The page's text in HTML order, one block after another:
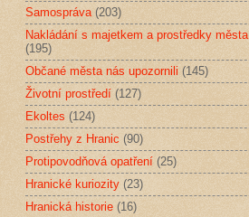
Samospráva (203)
Nakládání s majetkem a prostředky města
(195)
Občané města nás upozornili (145)
Životní prostředí (127)
Ekoltes (124)
Postřehy z Hranic (90)
Protipovodňová opatření (25)
Hranické kuriozity (23)
Hranická historie (16)